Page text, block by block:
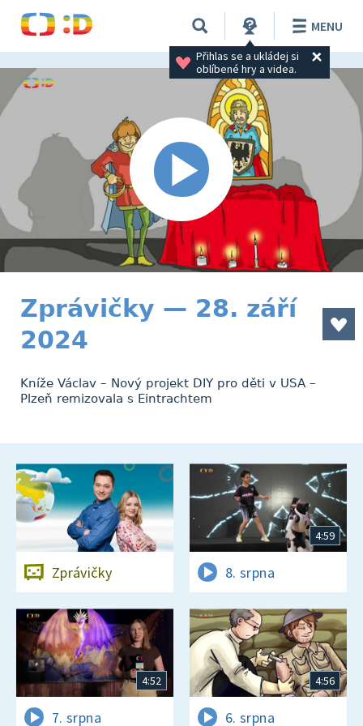
Přihlas se a ukládej si
oblíbené hry a videa.
MENU
Zprávičky — 28. září
2024
Kníže Václav – Nový projekt DIY pro děti v USA –
Plzeň remizovala s Eintrachtem
Zprávičky
4:59
8. srpna
4:52
7. srpna
4:56
6. srpna